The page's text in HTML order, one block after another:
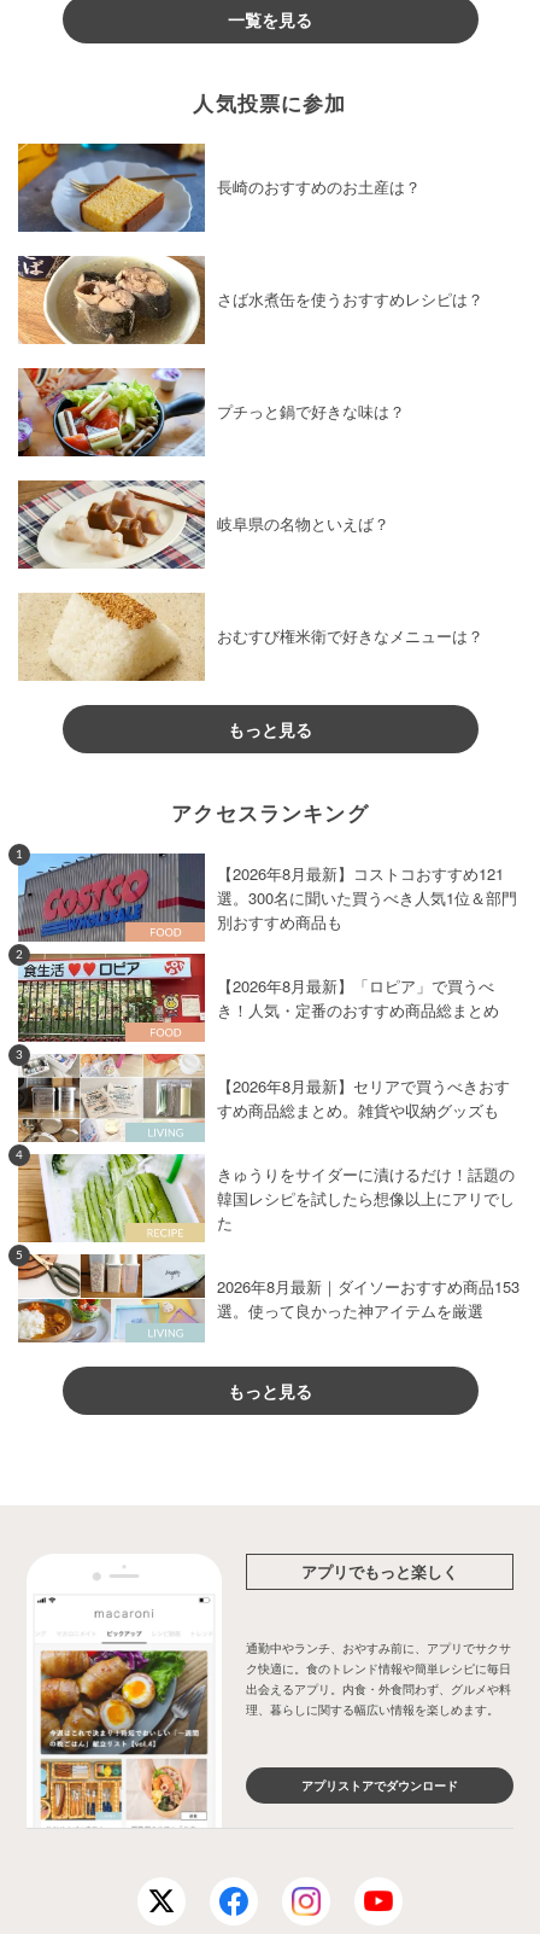
一覧を見る
人気投票に参加
長崎のおすすめのお土産は？
さば水煮缶を使うおすすめレシピは？
プチっと鍋で好きな味は？
岐阜県の名物といえば？
おむすび権米衛で好きなメニューは？
もっと見る
アクセスランキング
1
【2026年8月最新】コストコおすすめ121
選。300名に聞いた買うべき人気1位＆部門
別おすすめ商品も
2
【2026年8月最新】「ロピア」で買うべ
き！人気・定番のおすすめ商品総まとめ
3
【2026年8月最新】セリアで買うべきおす
すめ商品総まとめ。雑貨や収納グッズも
4
きゅうりをサイダーに漬けるだけ！話題の
韓国レシピを試したら想像以上にアリでし
た
5
2026年8月最新｜ダイソーおすすめ商品153
選。使って良かった神アイテムを厳選
もっと見る
アプリでもっと楽しく
通勤中やランチ、おやすみ前に、アプリでサクサ
ク快適に。食のトレンド情報や簡単レシピに毎日
出会えるアプリ。内食・外食問わず、グルメや料
理、暮らしに関する幅広い情報を楽しめます。
アプリストアでダウンロード